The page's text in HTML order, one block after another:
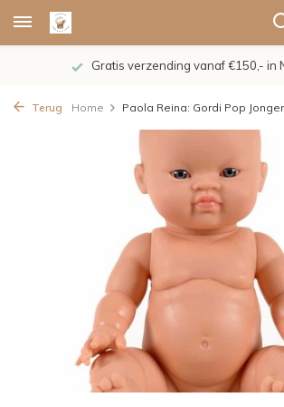
Gratis verzending vanaf €150,- in
Terug Home Paola Reina: Gordi Pop